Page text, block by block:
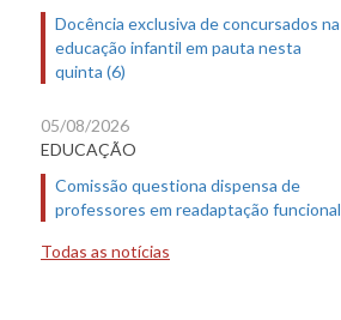
Docência exclusiva de concursados na
educação infantil em pauta nesta
quinta (6)
05/08/2026
EDUCAÇÃO
Comissão questiona dispensa de
professores em readaptação funcional
Todas as notícias